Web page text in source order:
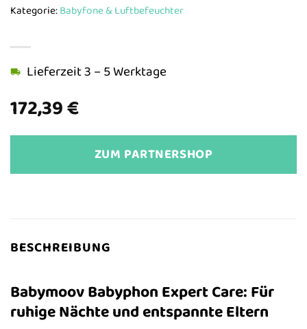
172,39€
Lieferzeit 3 – 5 Werktage
ZUM PARTNERSHOP
Kategorie:Babyfone & Luftbefeuchter
BESCHREIBUNG
Babymoov Babyphon Expert Care: Für
ruhige Nächte und entspannte Eltern